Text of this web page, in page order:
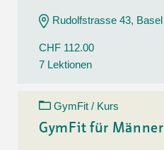
Rudolfstrasse 43, Basel
CHF 112.00
7 Lektionen
GymFit / Kurs
GymFit für Männer